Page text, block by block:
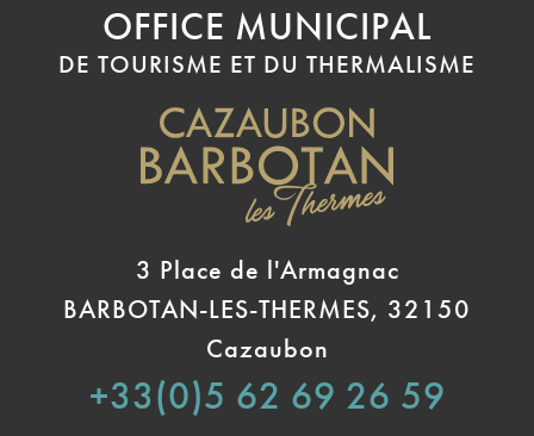
OFFICE MUNICIPAL
DE TOURISME ET DU THERMALISME
3 Place de l'Armagnac
BARBOTAN-LES-THERMES, 32150
Cazaubon
+33(0)5 62 69 26 59